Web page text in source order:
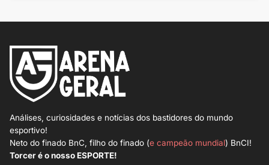
Análises, curiosidades e notícias dos bastidores do mundo
esportivo!
Neto do finado BnC, filho do finado (e campeão mundial) BnCI!
Torcer é o nosso ESPORTE!